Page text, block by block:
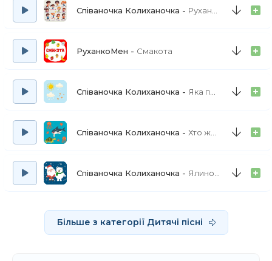
Співаночка Колиханочка Руханка ранкова
РуханкоМен Смакота
Співаночка Колиханочка Яка погода сьогодні
Співаночка Колиханочка Хто живе у морі
Співаночка Колиханочка Ялинонька
Більше з категорії Дитячі пісні